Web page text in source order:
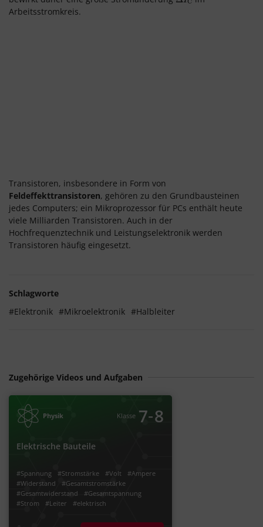
C
Arbeitsstromkreis.
Transistoren, insbesondere in Form von
Feldeffekttransistoren, gehören zu den Grundbausteinen
jedes Computers; ein Mikroprozessor für PCs enthält heute
viele Milliarden Transistoren. Auch in der
Hochfrequenztechnik und Leistungselektronik werden
Transistoren häufig eingesetzt.
Schlagworte
#Elektronik #Mikroelektronik #Halbleiter
Zugehörige Videos und Aufgaben
Physik Klasse 7‐8
Elektrische Bauteile
#Spannung #Stromstärke #Volt
#Ampere
#Widerstand
#Gesamtstromstärke
#Gesamtwiderstand
#Gesamtspannung
#Strom
#Leiter
#elektrisch
#Metalldraht
#Strom fließen